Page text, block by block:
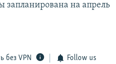
запланирована на апрель
без VPN Follow us